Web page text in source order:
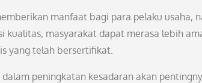
manfaat bagi para pelaku usaha,
kualitas, masyarakat dapat merasa lebih
yang telah bersertifikat.
peningkatan kesadaran akan